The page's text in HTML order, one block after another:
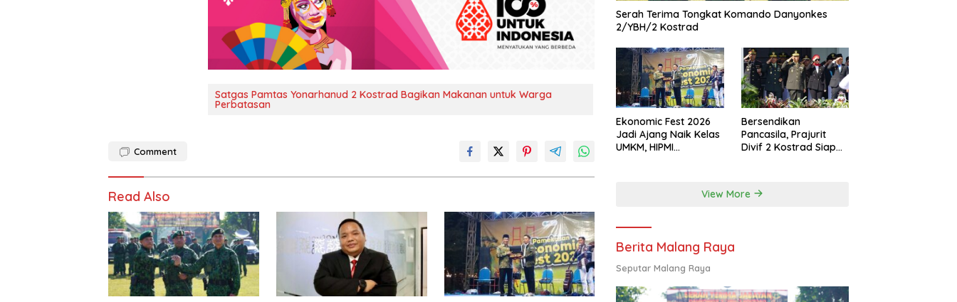
Satgas Pamtas Yonarhanud 2 Kostrad Bagikan Makanan untuk Warga
Perbatasan
Comment
Read Also
Serah Terima Tongkat Komando Danyonkes
2/YBH/2 Kostrad
Ekonomic Fest 2026
Jadi Ajang Naik Kelas
UMKM, HIPMI
Bersendikan
Pancasila, Prajurit
Divif 2 Kostrad Siap
View More
Berita Malang Raya
Seputar Malang Raya